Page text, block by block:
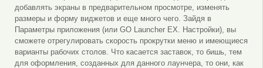
добавлять экраны в предварительном просмотре, изменять
размеры и форму виджетов и еще много чего. Зайдя в
Параметры приложения (или GO Launcher EX. Настройки), вы
сможете отрегулировать скорость прокрутки меню и имеющиеся
варианты рабочих столов. Что касается заставок, то бишь, тем
для оформления, созданных для данного лаунчера, то они, как